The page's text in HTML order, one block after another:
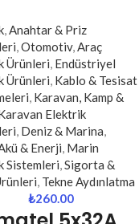
SpeedPRO 13301
düz fiş, trifaze (3 fazlı)
bağlantıları için
kompakt ve dayanıklı
çözümdür. 16A
ve 5 kutuplu
yapısı sayesinde
ve ekipmanlar için
enerji iletimi sağlar.
,Anahtar & Priz
,Otomotiv,Araç
Ürünleri, Endüstriyel
Ürünleri, Kablo & Tesisat
, Karavan, Kamp &
Elektrik
, Deniz & Marina,
& Enerji, Marin
Sistemleri,Sigorta &
, Tekne Aydınlatma
₺260.00